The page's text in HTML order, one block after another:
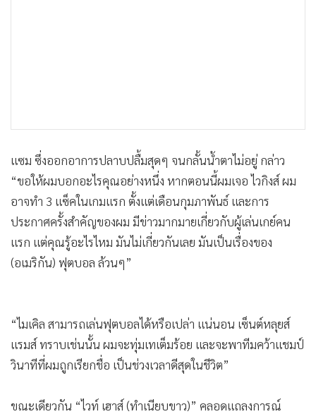
• วิทยาศาสตร์
SMEs
•
หุ้น
อินโดจีน
• กองทุนรวม
• Celeb Online
• Factcheck
• Gotomanager
แซม ซึ่งออกอาการปลาบปลื้มสุดๆ จนกลั้นน้ำตาไม่อยู่ กล่าว
“ขอให้ผมบอกอะไรคุณอย่างหนึ่ง หากตอนนี้ผมเจอ ไวกิงส์ ผม
อาจทำ 3 แซ็คในเกมแรก ตั้งแต่เดือนกุมภาพันธ์ และการ
ประกาศครั้งสำคัญของผม มีข่าวมากมายเกี่ยวกับผู้เล่นเกย์คน
แรก แต่คุณรู้อะไรไหม มันไม่เกี่ยวกันเลย มันเป็นเรื่องของ
(อเมริกัน) ฟุตบอล ล้วนๆ”
“ไมเคิล สามารถเล่นฟุตบอลได้หรือเปล่า แน่นอน เซ็นต์หลุยส์
แรมส์ ทราบเช่นนั้น ผมจะทุ่มเทเต็มร้อย และจะพาทีมคว้าแชมป์
วินาทีที่ผมถูกเรียกชื่อ เป็นช่วงเวลาดีสุดในชีวิต”
ขณะเดียวกัน “ไวท์ เฮาส์ (ทำเนียบขาว)” คลอดแถลงการณ์